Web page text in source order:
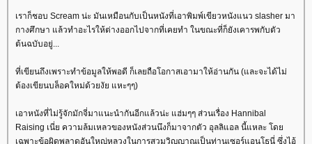
เราก็ชอบ Scream น่ะ มันเหมือนกับเป็นหนังที่เอาพิมพ์เขียวหนังแนว slasher มา
กางศึกษา แล้วทำอะไรให้ต่างออกไปจากที่เคยทำ ในขณะที่ก็ยังเคารพกับตัว
ต้นฉบับอยู่...
ที่เขียนถึงเพราะทำข้อมูลให้พอดี ก็เลยถือโอกาสเอามาให้อ่านกัน (และจะได้ไม่
ต้องเขียนบล็อคใหม่ด้วยงัย แหะๆๆ)
เอาหนังที่ไม่รู้จักมักจี่มาแนะนำกันอีกแล้วน่ะ แฮ่มๆๆ ส่วนเรื่อง Hannibal
Raising เนี่ย ความล้มเหลวของหนังส่วนนึงก็มาจากตัว อุลลิแอล นี้แหละ โด
เฉพาะข้อผิดพลาดอันใหญ่หลวงในการสวมวิญญาณเป็นท่านเซอร์แอนโธนี่ ซึ่งไอ้